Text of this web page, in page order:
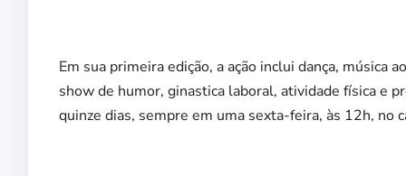
Em sua primeira edição, a ação inclui dança, música
show de humor, ginastica laboral, atividade física e
quinze dias, sempre em uma sexta-feira, às 12h, no